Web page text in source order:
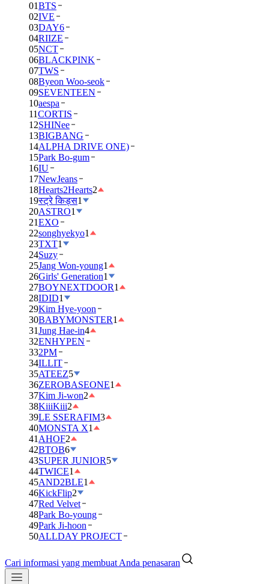
01BTS
02IVE
03DAY6
04RIIZE
05NCT
06BLACKPINK
07TWS
08Byeon Woo-seok
09SEVENTEEN
10aespa
11CORTIS
12SHINee
13BIGBANG
14ALPHA DRIVE ONE)
15Park Bo-gum
16IU
17NewJeans
18Hearts2Hearts2
19स्ट्रे किड्स1
20ASTRO1
21EXO
22songhyekyo1
23TXT1
24Suzy
25Jang Won-young1
26Girls' Generation1
27BOYNEXTDOOR1
28IDID1
29Kim Hye-yoon
30BABYMONSTER1
31Jung Hae-in4
32ENHYPEN
332PM
34ILLIT
35ATEEZ5
36ZEROBASEONE1
37Kim Ji-won2
38KiiiKiii2
39LE SSERAFIM3
40MONSTA X1
41 AHOF2
42BTOB6
43SUPER JUNIOR5
44TWICE1
45AND2BLE1
46KickFlip2
47Red Velvet
48Park Bo-young
49Park Ji-hoon
50ALLDAY PROJECT
Cari informasi yang membuat Anda penasaran